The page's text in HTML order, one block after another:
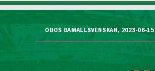
OBOS DAMALLSVENSKAN, 2023-06-